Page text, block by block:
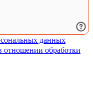
данных
отношении обработки